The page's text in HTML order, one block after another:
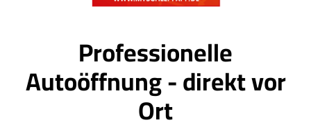
Professionelle
Autoöffnung - direkt vor
Ort